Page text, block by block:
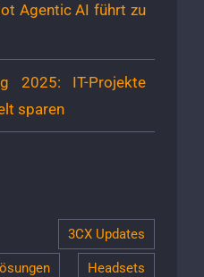
Agentic AI führt zu
2025: IT-Projekte
sparen
3CX Updates
Headsets